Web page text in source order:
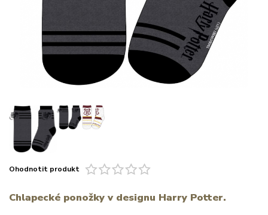
Ohodnotit produkt
Chlapecké ponožky v designu Harry Potter.